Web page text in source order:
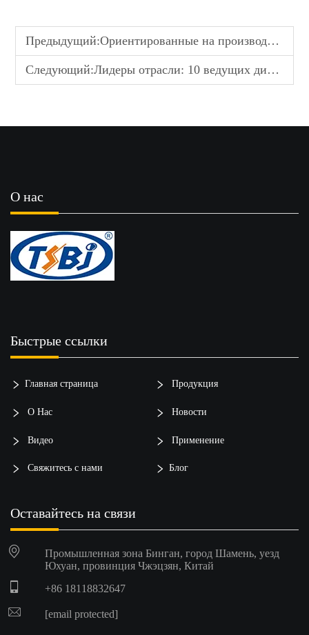
Предыдущий:Ориентированные на производительность: специальные стойки управления из стали и алюминия для BMW и Mercedes
Следующий:Лидеры отрасли: 10 ведущих дистрибьюторов компонентов подвески
О нас
Быстрые ссылки
Главная страница Продукция
О Нас Новости
Видео Применение
Свяжитесь с нами Блог
Оставайтесь на связи
Промышленная зона Бинган, город Шамень, уезд
Юхуан, провинция Чжэцзян, Китай
+86 18118832647
[email protected]